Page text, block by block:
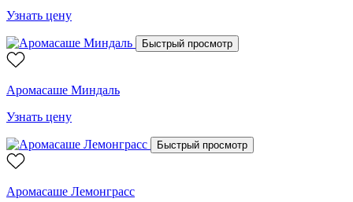
Узнать цену
Быстрый просмотр
Аромасаше Миндаль
Узнать цену
Быстрый просмотр
Аромасаше Лемонграсс